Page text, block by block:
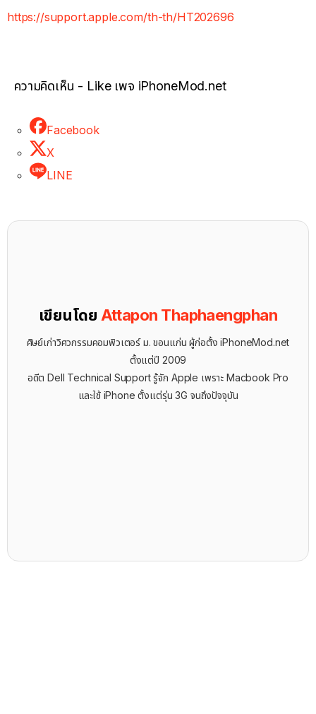
https://support.apple.com/th-th/HT202696
ความคิดเห็น - Like เพจ iPhoneMod.net
Facebook
X
LINE
เขียนโดย Attapon Thaphaengphan
ศิษย์เก่าวิศวกรรมคอมพิวเตอร์ ม. ขอนแก่น ผู้ก่อตั้ง iPhoneMod.net
ตั้งแต่ปี 2009
อดีต Dell Technical Support รู้จัก ​Apple เพราะ Macbook Pro
และใช้ iPhone ตั้งแต่รุ่น 3G จนถึงปัจจุบัน